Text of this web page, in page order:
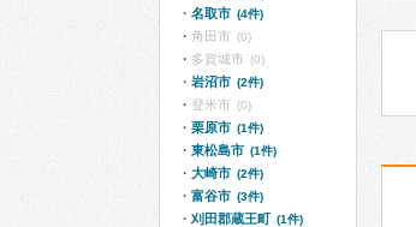
名取市 (4件)
角田市 (0)
多賀城市 (0)
岩沼市 (2件)
登米市 (0)
栗原市 (1件)
東松島市 (1件)
大崎市 (2件)
富谷市 (3件)
刈田郡蔵王町 (1件)